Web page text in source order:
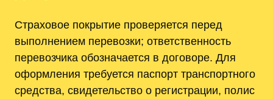
Страховое покрытие проверяется перед
выполнением перевозки; ответственность
перевозчика обозначается в договоре. Для
оформления требуется паспорт транспортного
средства, свидетельство о регистрации, полис